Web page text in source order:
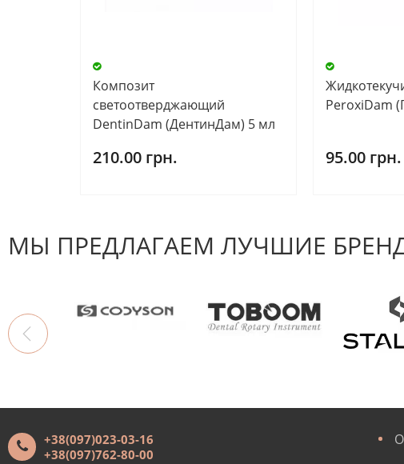
Композит
светоотверджающий
DentinDam (ДентинДам) 5 мл
210.00 грн.
PeroxiDam
95.00 грн.
МЫ ПРЕДЛАГАЕМ ЛУЧШИЕ
+38(097)023-03-16
+38(097)762-80-00